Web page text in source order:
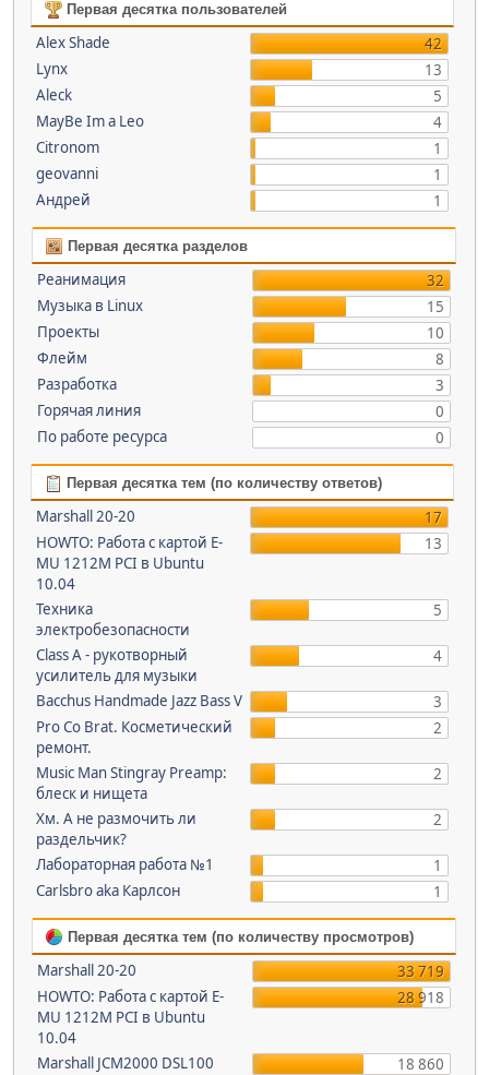
Первая десятка пользователей
Alex Shade
42
Lynx
13
Aleck
5
MayBe Im a Leo
4
Citronom
1
geovanni
1
Андрей
1
Первая десятка разделов
Реанимация
32
Музыка в Linux
15
Проекты
10
Флейм
8
Разработка
3
Горячая линия
0
По работе ресурса
0
Первая десятка тем (по количеству ответов)
Marshall 20-20
17
HOWTO: Работа с картой E-
MU 1212M PCI в Ubuntu
10.04
13
Техника
электробезопасности
5
Class A - рукотворный
усилитель для музыки
4
Bacchus Handmade Jazz Bass V
3
Pro Co Brat. Косметический
ремонт.
2
Music Man Stingray Preamp:
блеск и нищета
2
Хм. А не размочить ли
раздельчик?
2
Лабораторная работа №1
1
Carlsbro aka Карлсон
1
Первая десятка тем (по количеству просмотров)
Marshall 20-20
33 719
HOWTO: Работа с картой E-
MU 1212M PCI в Ubuntu
10.04
28 918
Marshall JCM2000 DSL100
18 860